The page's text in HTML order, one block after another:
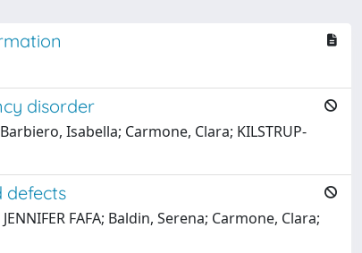
disorder
Isabella; Carmone, Clara; KILSTRUP-
defects
FAFA; Baldin, Serena; Carmone, Clara;